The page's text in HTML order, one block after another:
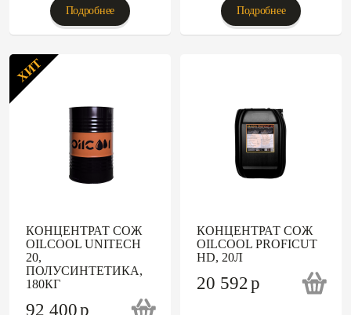
Подробнее Подробнее
ХИТ
КОНЦЕНТРАТ СОЖ
OILCOOL UNITECH
20,
ПОЛУСИНТЕТИКА,
180КГ
92 400p
КОНЦЕНТРАТ СОЖ
OILCOOL PROFICUT
HD, 20Л
20 592p